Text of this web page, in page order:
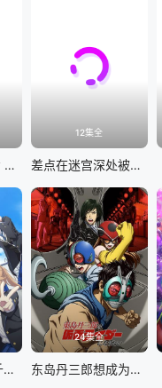
Let&#039;s Play 充满挑战的人生
12集全
差点在迷宫深处被信任的伙伴杀掉，但靠着天赐技能「无限扭蛋」获得等级9999的伙伴，我要向前队友和世界展开复仇&amp;「给他们好看！」
弹珠汽水瓶里的千岁同学
24集全
东岛丹三郎想成为假面骑士